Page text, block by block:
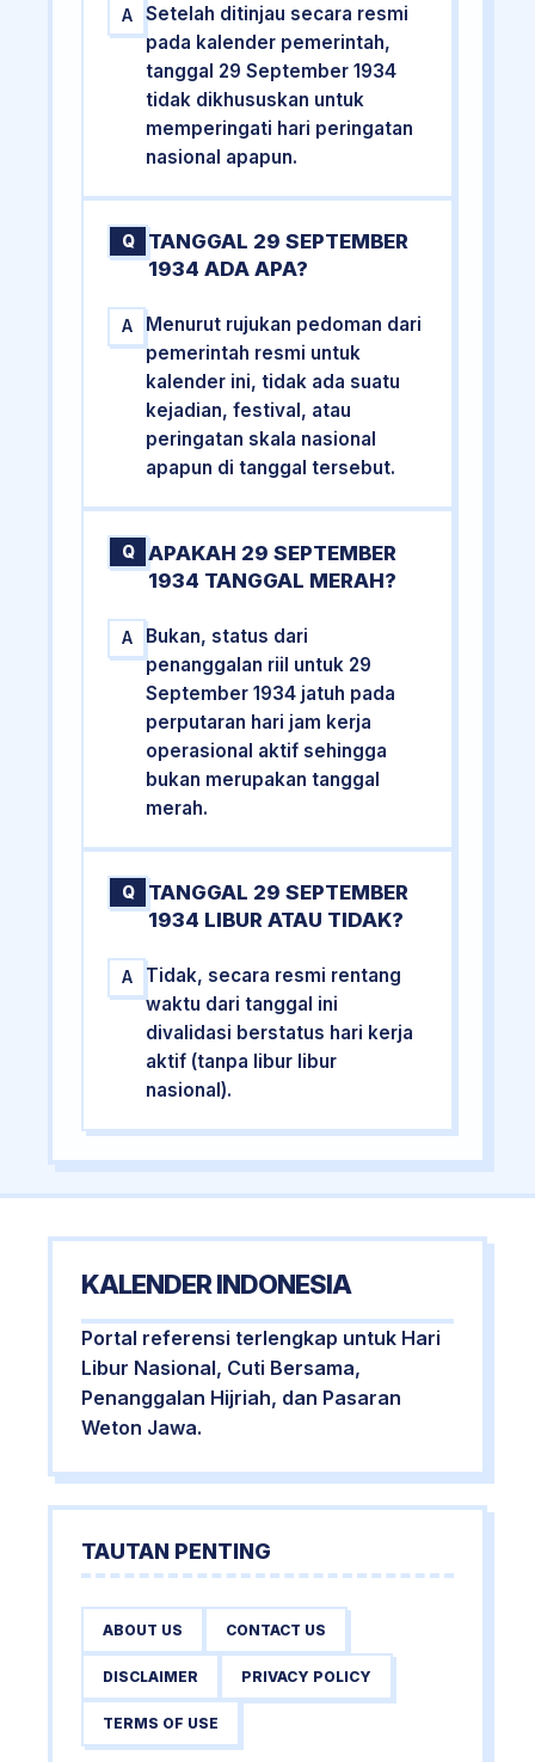
A
Setelah ditinjau secara resmi
pada kalender pemerintah,
tanggal 29 September 1934
tidak dikhususkan untuk
memperingati hari peringatan
nasional apapun.
Q
TANGGAL 29 SEPTEMBER
1934 ADA APA?
A
Menurut rujukan pedoman dari
pemerintah resmi untuk
kalender ini, tidak ada suatu
kejadian, festival, atau
peringatan skala nasional
apapun di tanggal tersebut.
Q
APAKAH 29 SEPTEMBER
1934 TANGGAL MERAH?
A
Bukan, status dari
penanggalan riil untuk 29
September 1934 jatuh pada
perputaran hari jam kerja
operasional aktif sehingga
bukan merupakan tanggal
merah.
Q
TANGGAL 29 SEPTEMBER
1934 LIBUR ATAU TIDAK?
A
Tidak, secara resmi rentang
waktu dari tanggal ini
divalidasi berstatus hari kerja
aktif (tanpa libur libur
nasional).
KALENDER INDONESIA
Portal referensi terlengkap untuk Hari
Libur Nasional, Cuti Bersama,
Penanggalan Hijriah, dan Pasaran
Weton Jawa.
TAUTAN PENTING
ABOUT US CONTACT US
DISCLAIMER PRIVACY POLICY
TERMS OF USE